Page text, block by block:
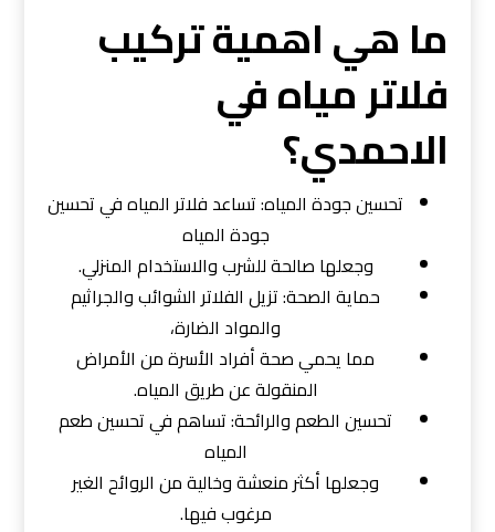
ما هي اهمية تركيب
فلاتر مياه في
الاحمدي؟
تحسين جودة المياه: تساعد فلاتر المياه في تحسين
جودة المياه
وجعلها صالحة للشرب والاستخدام المنزلي.
حماية الصحة: تزيل الفلاتر الشوائب والجراثيم
والمواد الضارة،
مما يحمي صحة أفراد الأسرة من الأمراض
المنقولة عن طريق المياه.
تحسين الطعم والرائحة: تساهم في تحسين طعم
المياه
وجعلها أكثر منعشة وخالية من الروائح الغير
مرغوب فيها.